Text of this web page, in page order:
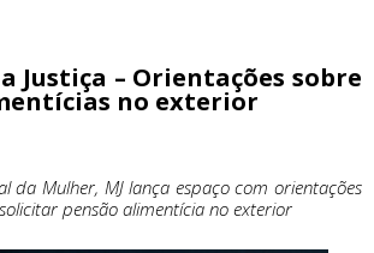
Justiça – Orientações sobre
no exterior
da Mulher, MJ lança espaço com orientações
pensão alimentícia no exterior